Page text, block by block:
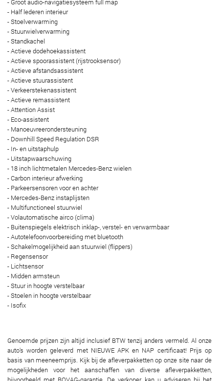
- Groot audio-navigatiesysteem full map
- Half lederen interieur
- Stoelverwarming
- Stuurwielverwarming
- Standkachel
- Actieve dodehoekassistent
- Actieve spoorassistent (rijstrooksensor)
- Actieve afstandsassistent
- Actieve stuurassistent
- Verkeerstekenassistent
- Actieve remassistent
- Attention Assist
- Eco-assistent
- Manoeuvreerondersteuning
- Downhill Speed Regulation DSR
- In- en uitstaphulp
- Uitstapwaarschuwing
- 18 inch lichtmetalen Mercedes-Benz wielen
- Carbon interieur afwerking
- Parkeersensoren voor en achter
- Mercedes-Benz instaplijsten
- Multifunctioneel stuurwiel
- Volautomatische airco (clima)
- Buitenspiegels elektrisch inklap-, verstel- en verwarmbaar
- Autotelefoonvoorbereiding met bluetooth
- Schakelmogelijkheid aan stuurwiel (flippers)
- Regensensor
- Lichtsensor
- Midden armsteun
- Stuur in hoogte verstelbaar
- Stoelen in hoogte verstelbaar
- Isofix
Genoemde prijzen zijn altijd inclusief BTW tenzij anders vermeld. Al onze
auto's worden geleverd met NIEUWE APK en NAP certificaat! Prijs op
basis van meeneemprijs. Kijk bij de afleverpakketten op onze site naar de
mogelijkheden voor het aanschaffen van diverse afleverpakketten,